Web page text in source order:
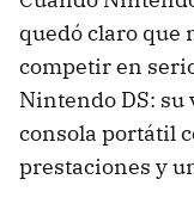
quedó claro que
competir en
Nintendo DS: su
consola portátil
prestaciones y